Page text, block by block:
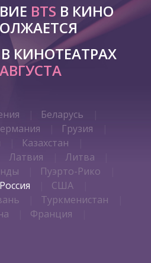
BTS В КИНО
КИНОТЕАТРАХ
Беларусь
Грузия
Казахстан
Латвия
Литва
Пуэрто-Рико
Россия
США
Туркменистан
Франция